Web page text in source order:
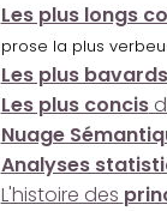
Les plus longs
prose la plus
Les plus bavards
Les plus concis
Nuage
Analyses
L'histoire des